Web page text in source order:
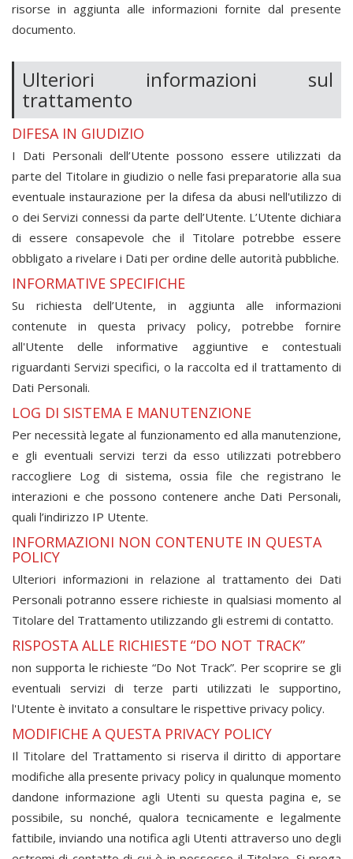
risorse in aggiunta alle informazioni fornite dal presente
documento.
Ulteriori informazioni sul
trattamento
DIFESA IN GIUDIZIO
I Dati Personali dell’Utente possono essere utilizzati da
parte del Titolare in giudizio o nelle fasi preparatorie alla sua
eventuale instaurazione per la difesa da abusi nell'utilizzo di
o dei Servizi connessi da parte dell’Utente. L’Utente dichiara
di essere consapevole che il Titolare potrebbe essere
obbligato a rivelare i Dati per ordine delle autorità pubbliche.
INFORMATIVE SPECIFICHE
Su richiesta dell’Utente, in aggiunta alle informazioni
contenute in questa privacy policy, potrebbe fornire
all'Utente delle informative aggiuntive e contestuali
riguardanti Servizi specifici, o la raccolta ed il trattamento di
Dati Personali.
LOG DI SISTEMA E MANUTENZIONE
Per necessità legate al funzionamento ed alla manutenzione,
e gli eventuali servizi terzi da esso utilizzati potrebbero
raccogliere Log di sistema, ossia file che registrano le
interazioni e che possono contenere anche Dati Personali,
quali l’indirizzo IP Utente.
INFORMAZIONI NON CONTENUTE IN QUESTA
POLICY
Ulteriori informazioni in relazione al trattamento dei Dati
Personali potranno essere richieste in qualsiasi momento al
Titolare del Trattamento utilizzando gli estremi di contatto.
RISPOSTA ALLE RICHIESTE “DO NOT TRACK”
non supporta le richieste “Do Not Track”. Per scoprire se gli
eventuali servizi di terze parti utilizzati le supportino,
l'Utente è invitato a consultare le rispettive privacy policy.
MODIFICHE A QUESTA PRIVACY POLICY
Il Titolare del Trattamento si riserva il diritto di apportare
modifiche alla presente privacy policy in qualunque momento
dandone informazione agli Utenti su questa pagina e, se
possibile, su nonché, qualora tecnicamente e legalmente
fattibile, inviando una notifica agli Utenti attraverso uno degli